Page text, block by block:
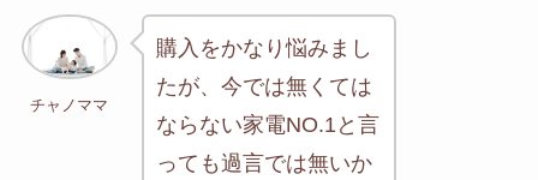
チャノママ
購入をかなり悩みまし
たが、今では無くては
ならない家電NO.1と言
っても過言では無いか